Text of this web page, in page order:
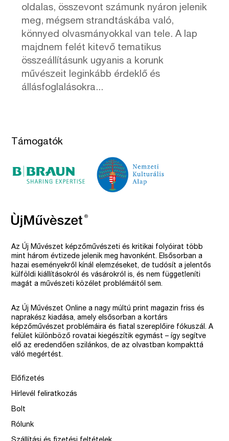
oldalas, összevont számunk nyáron jelenik
meg, mégsem strandtáskába való,
könnyed olvasmányokkal van tele. A lap
majdnem felét kitevő tematikus
összeállításunk ugyanis a korunk
művészeit leginkább érdeklő és
állásfoglalásokra...
Támogatók
Az Új Művészet képzőművészeti és kritikai folyóirat több
mint három évtizede jelenik meg havonként. Elsősorban a
hazai eseményekről kínál elemzéseket, de tudósít a jelentős
külföldi kiállításokról és vásárokról is, és nem függetleníti
magát a művészeti közélet problémáitól sem.
Az Új Művészet Online a nagy múltú print magazin friss és
naprakész kiadása, amely elsősorban a kortárs
képzőművészet problémáira és fiatal szereplőire fókuszál. A
felület különböző rovatai kiegészítik egymást – így segítve
elő az eredendően szilánkos, de az olvastban kompakttá
váló megértést.
Előfizetés
Hírlevél feliratkozás
Bolt
Rólunk